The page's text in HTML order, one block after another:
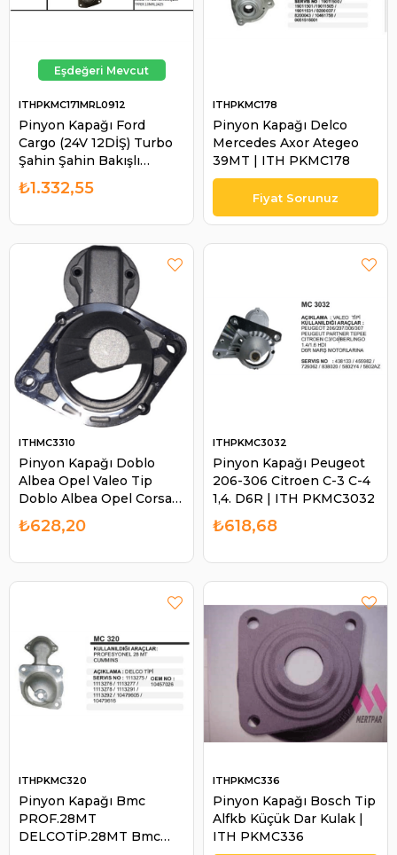
Pinyon Kapağı Ford
Cargo (24V 12DİŞ) Turbo
Şahin Şahin Bakışlı
72030356 (Komle-
63206706) | ITH
ITHPKMC171MRL0912
₺1.332,55
Pinyon Kapağı Delco
Mercedes Axor Ategeo
39MT | ITH PKMC178
ITHPKMC178
Pinyon Kapağı Doblo
Albea Opel Valeo Tip
Doblo Albea Opel Corsa
Combo 1.3 JTD
Güçlendırılmıs MC3162 |
ITHMC3310
₺628,20
Pinyon Kapağı Peugeot
206-306 Citroen C-3 C-4
1,4. D6R | ITH PKMC3032
ITHPKMC3032
₺618,68
Pinyon Kapağı Bmc
PROF.28MT
DELCOTİP.28MT Bmc
ITHPKMC320
Pinyon Kapağı Bosch Tip
Alfkb Küçük Dar Kulak |
ITH PKMC336
ITHPKMC336